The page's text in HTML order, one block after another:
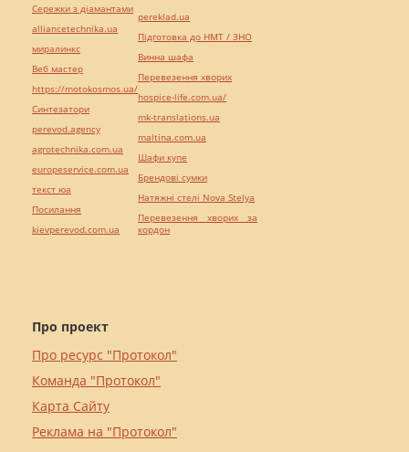
Про проект
Про ресурс "Протокол"
Команда "Протокол"
Карта Сайту
Реклама на "Протокол"
Сережки з діамантами
alliancetechnika.ua
миралинкс
Веб мастер
https://motokosmos.ua/
Синтезатори
perevod.agency
agrotechnika.com.ua
europeservice.com.ua
текст юа
Посилання
kievperevod.com.ua
pereklad.ua
Підготовка до НМТ / ЗНО
Винна шафа
Перевезення хворих
hospice-life.com.ua/
mk-translations.ua
maltina.com.ua
Шафи купе
Брендові сумки
Натяжні стелі Nova Stelya
Перевезення хворих за
кордон